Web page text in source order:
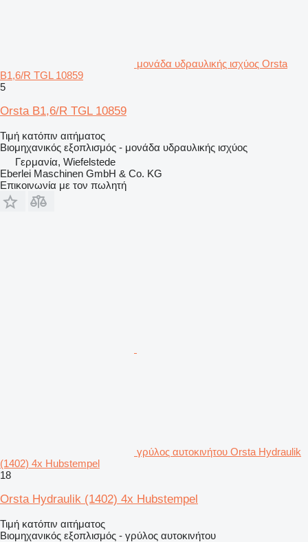
μονάδα υδραυλικής ισχύος Orsta
B1,6/R TGL 10859
5
Orsta B1,6/R TGL 10859
Τιμή κατόπιν αιτήματος
Βιομηχανικός εξοπλισμός - μονάδα υδραυλικής ισχύος
Γερμανία, Wiefelstede
Eberlei Maschinen GmbH & Co. KG
Επικοινωνία με τον πωλητή
γρύλος αυτοκινήτου Orsta Hydraulik
(1402) 4x Hubstempel
18
Orsta Hydraulik (1402) 4x Hubstempel
Τιμή κατόπιν αιτήματος
Βιομηχανικός εξοπλισμός - γρύλος αυτοκινήτου